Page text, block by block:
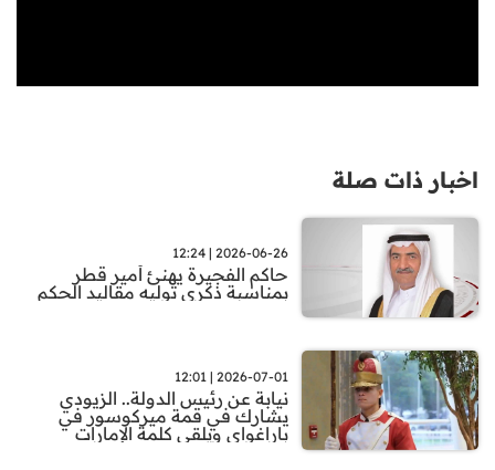
اخبار ذات صلة
2026-06-26 | 12:24
حاكم الفجيرة يهنئ أمير قطر
بمناسبة ذكرى توليه مقاليد الحكم
2026-07-01 | 12:01
نيابة عن رئيس الدولة.. الزيودي
يشارك في قمة ميركوسور في
باراغواي ويلقي كلمة الإمارات